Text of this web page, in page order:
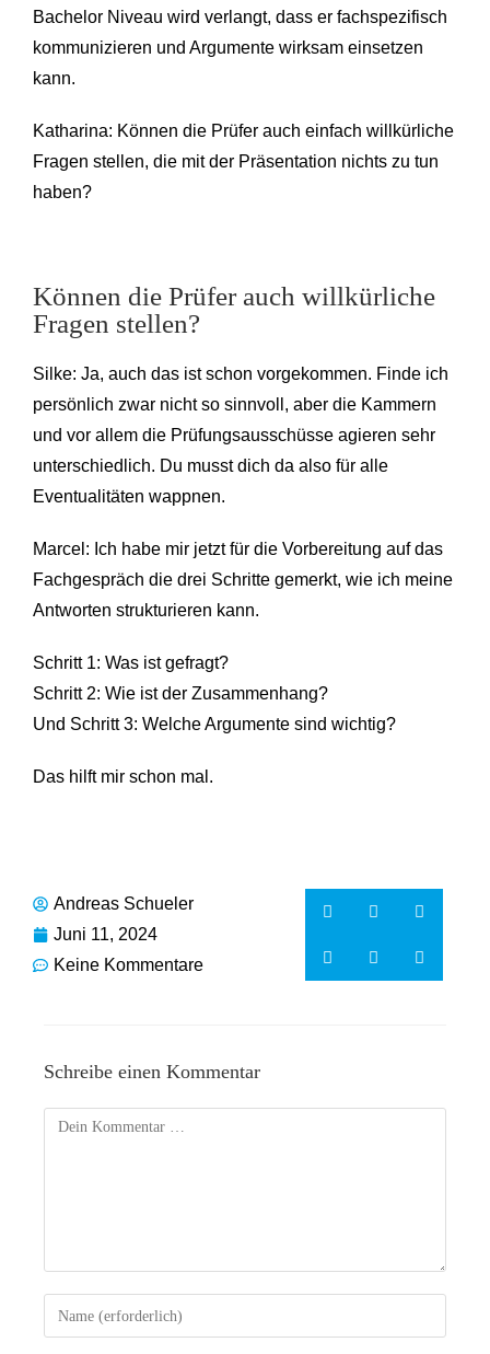
Bachelor Niveau wird verlangt, dass er fachspezifisch
kommunizieren und Argumente wirksam einsetzen
kann.
Katharina: Können die Prüfer auch einfach willkürliche
Fragen stellen, die mit der Präsentation nichts zu tun
haben?
Können die Prüfer auch willkürliche
Fragen stellen?
Silke: Ja, auch das ist schon vorgekommen. Finde ich
persönlich zwar nicht so sinnvoll, aber die Kammern
und vor allem die Prüfungsausschüsse agieren sehr
unterschiedlich. Du musst dich da also für alle
Eventualitäten wappnen.
Marcel: Ich habe mir jetzt für die Vorbereitung auf das
Fachgespräch die drei Schritte gemerkt, wie ich meine
Antworten strukturieren kann.
Schritt 1: Was ist gefragt?
Schritt 2: Wie ist der Zusammenhang?
Und Schritt 3: Welche Argumente sind wichtig?
Das hilft mir schon mal.
Andreas Schueler
Juni 11, 2024
Keine Kommentare
Schreibe einen Kommentar